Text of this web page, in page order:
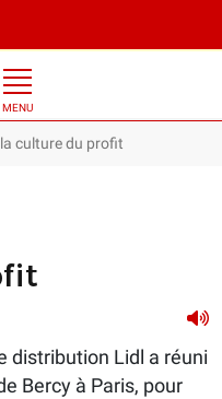
MENU
culture du profit
distribution Lidl a réuni
Bercy à Paris, pour